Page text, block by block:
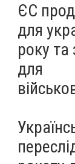
ЄС
для
року
для